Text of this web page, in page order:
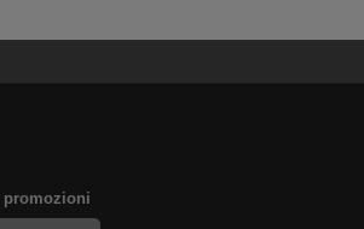
promozioni